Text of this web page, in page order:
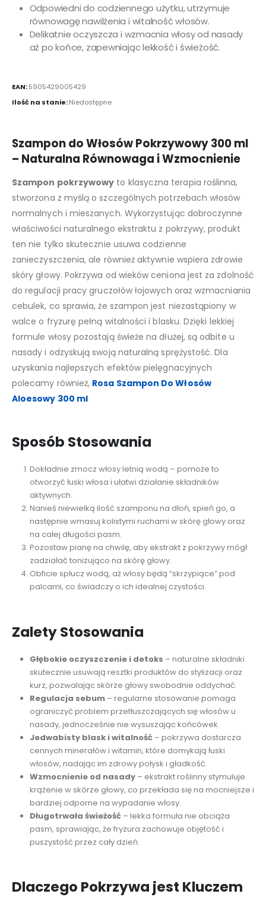
Odpowiedni do codziennego użytku, utrzymuje
równowagę nawilżenia i witalność włosów.
Delikatnie oczyszcza i wzmacnia włosy od nasady
aż po końce, zapewniając lekkość i świeżość.
EAN:5905429005429
Ilość na stanie:Niedostępne
Szampon do Włosów Pokrzywowy 300 ml
– Naturalna Równowaga i Wzmocnienie
Szampon pokrzywowy to klasyczna terapia roślinna,
stworzona z myślą o szczególnych potrzebach włosów
normalnych i mieszanych. Wykorzystując dobroczynne
właściwości naturalnego ekstraktu z pokrzywy, produkt
ten nie tylko skutecznie usuwa codzienne
zanieczyszczenia, ale również aktywnie wspiera zdrowie
skóry głowy. Pokrzywa od wieków ceniona jest za zdolność
do regulacji pracy gruczołów łojowych oraz wzmacniania
cebulek, co sprawia, że szampon jest niezastąpiony w
walce o fryzurę pełną witalności i blasku. Dzięki lekkiej
formule włosy pozostają świeże na dłużej, są odbite u
nasady i odzyskują swoją naturalną sprężystość. Dla
uzyskania najlepszych efektów pielęgnacyjnych
polecamy również, Rosa Szampon Do Włosów
Aloesowy 300 ml
Sposób Stosowania
Dokładnie zmocz włosy letnią wodą – pomoże to
otworzyć łuski włosa i ułatwi działanie składników
aktywnych.
Nanieś niewielką ilość szamponu na dłoń, spień go, a
następnie wmasuj kolistymi ruchami w skórę głowy oraz
na całej długości pasm.
Pozostaw pianę na chwilę, aby ekstrakt z pokrzywy mógł
zadziałać tonizująco na skórę głowy.
Obficie spłucz wodą, aż włosy będą “skrzypiące” pod
palcami, co świadczy o ich idealnej czystości.
Zalety Stosowania
Głębokie oczyszczenie i detoks – naturalne składniki
skutecznie usuwają resztki produktów do stylizacji oraz
kurz, pozwalając skórze głowy swobodnie oddychać.
Regulacja sebum– regularne stosowanie pomaga
ograniczyć problem przetłuszczających się włosów u
nasady, jednocześnie nie wysuszając końcówek.
Jedwabisty blask i witalność– pokrzywa dostarcza
cennych minerałów i witamin, które domykają łuski
włosów, nadając im zdrowy połysk i gładkość.
Wzmocnienie od nasady– ekstrakt roślinny stymuluje
krążenie w skórze głowy, co przekłada się na mocniejsze i
bardziej odporne na wypadanie włosy.
Długotrwała świeżość– lekka formuła nie obciąża
pasm, sprawiając, że fryzura zachowuje objętość i
puszystość przez cały dzień.
Dlaczego Pokrzywa jest Kluczem